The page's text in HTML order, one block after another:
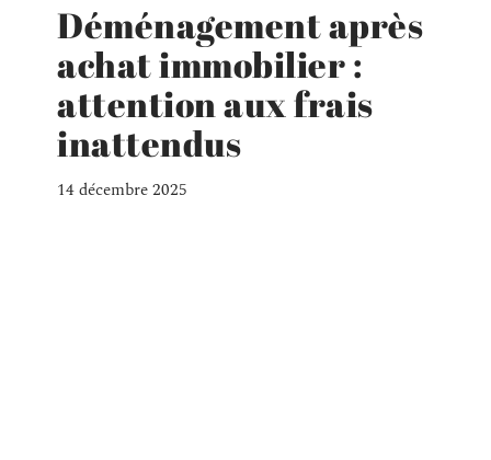
Déménagement après
achat immobilier :
attention aux frais
inattendus
14 décembre 2025